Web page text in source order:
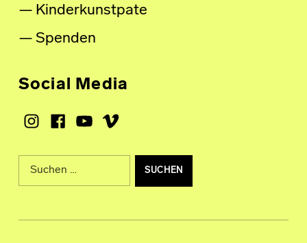
Kinderkunstpate
Spenden
Social Media
Instagram
Facebook
Youtube
Vimeo
Suche nach: